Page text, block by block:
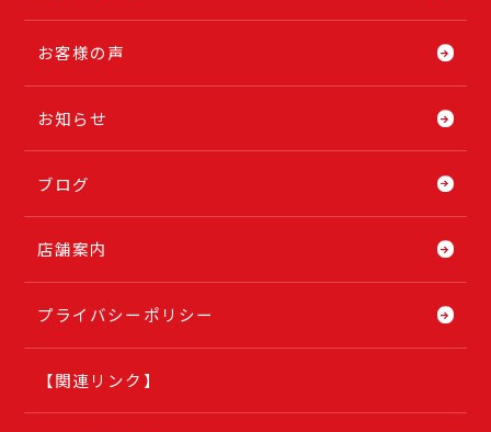
お客様の声
お知らせ
ブログ
店舗案内
プライバシーポリシー
【関連リンク】